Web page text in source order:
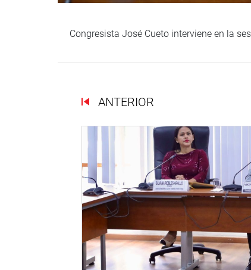
Congresista José Cueto interviene en la
ANTERIOR